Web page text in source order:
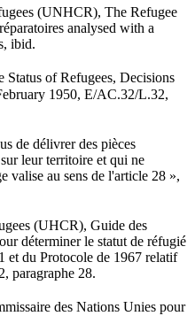
(UNHCR), The Refugee
analysed with a
ibid.
of Refugees, Decisions
1950, E/AC.32/L.32,
de délivrer des pièces
leur territoire et qui ne
valise au sens de l'article 28 »,
(UHCR), Guide des
déterminer le statut de réfugié
et du Protocole de 1967 relatif
paragraphe 28.
des Nations Unies pour